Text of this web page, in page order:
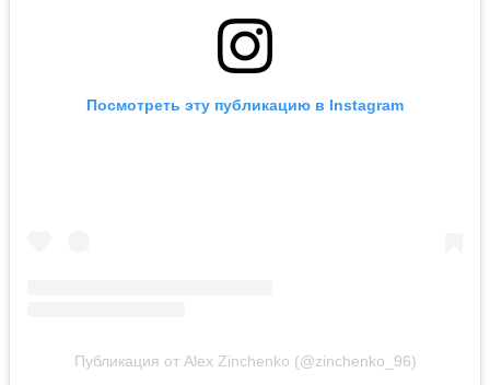
Посмотреть эту публикацию в Instagram
Публикация от Alex Zinchenko (@zinchenko_96)